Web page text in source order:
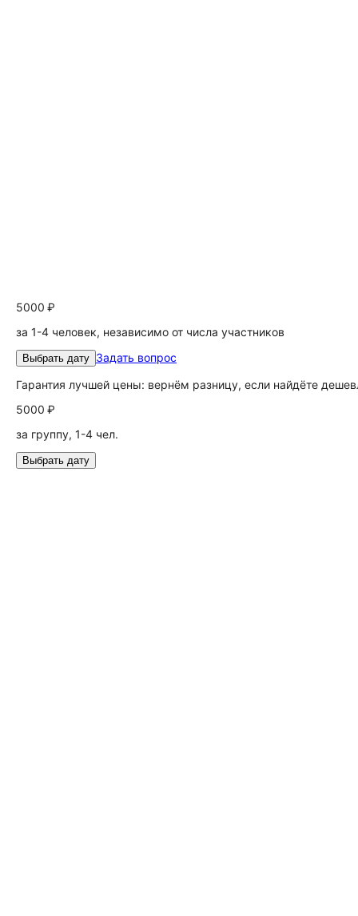
5000 ₽
за 1-4 человек, независимо от числа участников
Выбрать дату Задать вопрос
Гарантия лучшей цены: вернём разницу, если найдёте
5000 ₽
за группу, 1-4 чел.
Выбрать дату